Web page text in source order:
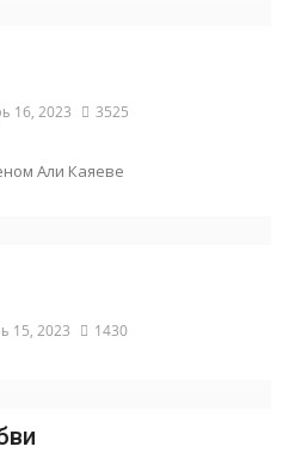
16, 2023 3525
Али Каяеве
15, 2023 1430